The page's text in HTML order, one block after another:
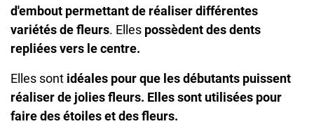
d'embout permettant de réaliser différentes
variétés de fleurs. Elles possèdent des dents
repliées vers le centre.
Elles sont idéales pour que les débutants puissent
réaliser de jolies fleurs. Elles sont utilisées pour
faire des étoiles et des fleurs.